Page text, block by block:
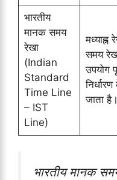
भारतीय
मानक समय
रेखा
(Indian
Standard
Time Line
– IST
Line)
मध्याह्न
समय
उपयोग
जाता है।
भारतीय मानक